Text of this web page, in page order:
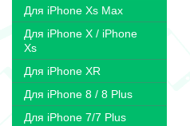
Для iPhone Xs Max
Для iPhone X / iPhone
Xs
Для iPhone XR
Для iPhone 8 / 8 Plus
Для iPhone 7/7 Plus